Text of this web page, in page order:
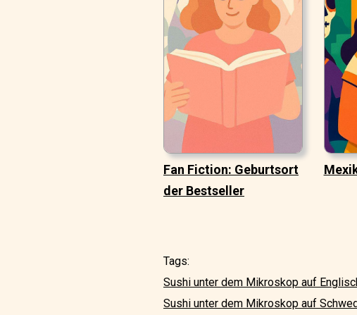
Fan Fiction: Geburtsort
der Bestseller
Tags:
Sushi unter dem Mikroskop auf
Sushi unter dem Mikroskop auf